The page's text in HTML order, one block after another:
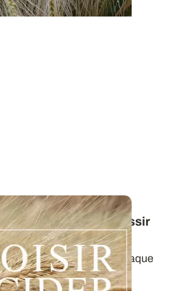
: des guides pour réussir
printemps 2026
adaptées à chaque